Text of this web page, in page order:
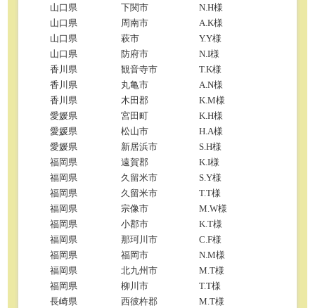
山口県
下関市
N.H様
山口県
周南市
A.K様
山口県
萩市
Y.Y様
山口県
防府市
N.I様
香川県
観音寺市
T.K様
香川県
丸亀市
A.N様
香川県
木田郡
K.M様
愛媛県
宮田町
K.H様
愛媛県
松山市
H.A様
愛媛県
新居浜市
S.H様
福岡県
遠賀郡
K.I様
福岡県
久留米市
S.Y様
福岡県
久留米市
T.T様
福岡県
宗像市
M.W様
福岡県
小郡市
K.T様
福岡県
那珂川市
C.F様
福岡県
福岡市
N.M様
福岡県
北九州市
M.T様
福岡県
柳川市
T.T様
長崎県
西彼杵郡
M.T様